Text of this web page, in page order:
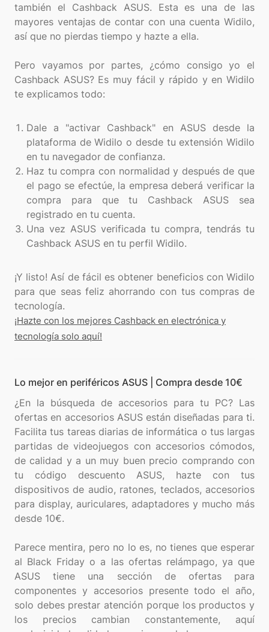
también el Cashback ASUS. Esta es una de las
mayores ventajas de contar con una cuenta Widilo,
así que no pierdas tiempo y hazte a ella.
Pero vayamos por partes, ¿cómo consigo yo el
Cashback ASUS? Es muy fácil y rápido y en Widilo
te explicamos todo:
Dale a "activar Cashback" en ASUS desde la
plataforma de Widilo o desde tu extensión Widilo
en tu navegador de confianza.
Haz tu compra con normalidad y después de que
el pago se efectúe, la empresa deberá verificar la
compra para que tu Cashback ASUS sea
registrado en tu cuenta.
Una vez ASUS verificada tu compra, tendrás tu
Cashback ASUS en tu perfil Widilo.
¡Y listo! Así de fácil es obtener beneficios con Widilo
para que seas feliz ahorrando con tus compras de
¡Hazte con los mejores Cashback en electrónica y
tecnología solo aquí!
Lo mejor en periféricos ASUS | Compra desde 10€
¿En la búsqueda de accesorios para tu PC? Las
ofertas en accesorios ASUS están diseñadas para ti.
Facilita tus tareas diarias de informática o tus largas
partidas de videojuegos con accesorios cómodos,
de calidad y a un muy buen precio comprando con
tu código descuento ASUS, hazte con tus
dispositivos de audio, ratones, teclados, accesorios
para display, auriculares, adaptadores y mucho más
desde 10€.
Parece mentira, pero no lo es, no tienes que esperar
al Black Friday o a las ofertas relámpago, ya que
ASUS tiene una sección de ofertas para
componentes y accesorios presente todo el año,
solo debes prestar atención porque los productos y
los precios cambian constantemente, aquí